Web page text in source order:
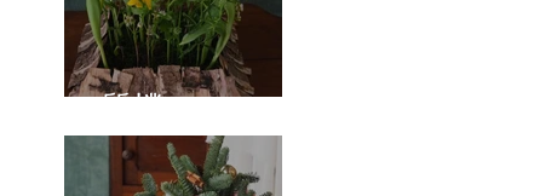
質樸